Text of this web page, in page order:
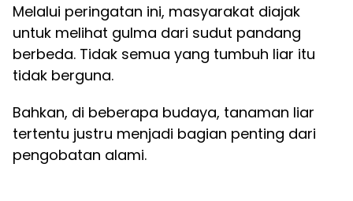
Melalui peringatan ini, masyarakat diajak
untuk melihat gulma dari sudut pandang
berbeda. Tidak semua yang tumbuh liar itu
tidak berguna.
Bahkan, di beberapa budaya, tanaman liar
tertentu justru menjadi bagian penting dari
pengobatan alami.